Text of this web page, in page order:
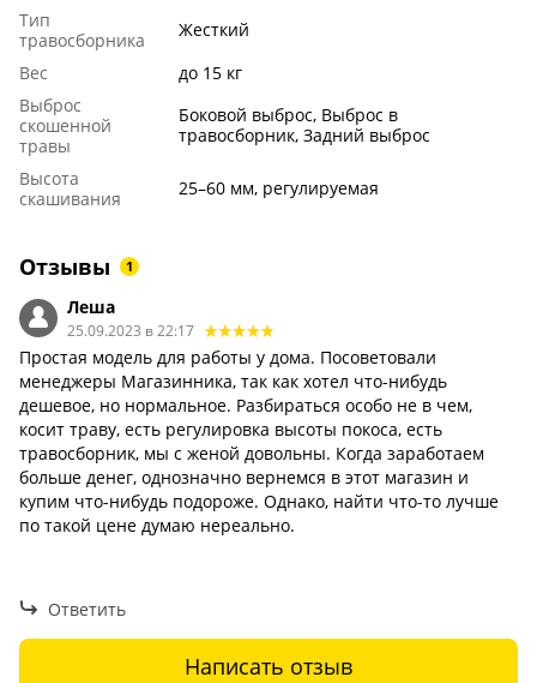
Тип
травосборника
Жесткий
Вес
до 15 кг
Выброс
скошенной
травы
Боковой выброс, Выброс в
травосборник, Задний выброс
Высота
скашивания
25–60 мм, регулируемая
Отзывы 1
Леша
25.09.2023 в 22:17
Простая модель для работы у дома. Посоветовали
менеджеры Магазинника, так как хотел что-нибудь
дешевое, но нормальное. Разбираться особо не в чем,
косит траву, есть регулировка высоты покоса, есть
травосборник, мы с женой довольны. Когда заработаем
больше денег, однозначно вернемся в этот магазин и
купим что-нибудь подороже. Однако, найти что-то лучше
по такой цене думаю нереально.
Ответить
Написать отзыв